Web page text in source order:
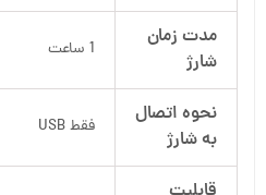
مدت زمان
شارژ
1 ساعت
نحوه اتصال
به شارژ
فقط USB